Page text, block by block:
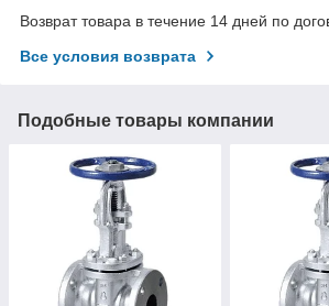
Возврат товара в течение 14 дней по
Все условия возврата
Подобные товары компании